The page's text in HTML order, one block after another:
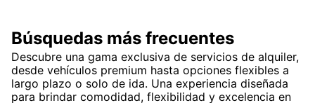
Búsquedas más frecuentes
Descubre una gama exclusiva de servicios de alquiler,
desde vehículos premium hasta opciones flexibles a
largo plazo o solo de ida. Una experiencia diseñada
para brindar comodidad, flexibilidad y excelencia en